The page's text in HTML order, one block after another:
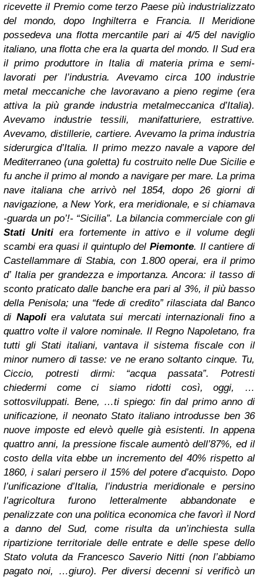
ricevette il Premio come terzo Paese più industrializzato
del mondo, dopo Inghilterra e Francia. Il Meridione
possedeva una flotta mercantile pari ai 4/5 del naviglio
italiano, una flotta che era la quarta del mondo. Il Sud era
il primo produttore in Italia di materia prima e semi-
lavorati per l’industria. Avevamo circa 100 industrie
metal meccaniche che lavoravano a pieno regime (era
attiva la più grande industria metalmeccanica d’Italia).
Avevamo industrie tessili, manifatturiere, estrattive.
Avevamo, distillerie, cartiere. Avevamo la prima industria
siderurgica d’Italia. Il primo mezzo navale a vapore del
Mediterraneo (una goletta) fu costruito nelle Due Sicilie e
fu anche il primo al mondo a navigare per mare. La prima
nave italiana che arrivò nel 1854, dopo 26 giorni di
navigazione, a New York, era meridionale, e si chiamava
-guarda un po’!- “Sicilia”. La bilancia commerciale con gli
Stati Unitiera fortemente in attivo e il volume degli
scambi era quasi il quintuplo del Piemonte. Il cantiere di
Castellammare di Stabia, con 1.800 operai, era il primo
d’ Italia per grandezza e importanza. Ancora: il tasso di
sconto praticato dalle banche era pari al 3%, il più basso
della Penisola; una “fede di credito” rilasciata dal Banco
di Napoliera valutata sui mercati internazionali fino a
quattro volte il valore nominale. Il Regno Napoletano, fra
tutti gli Stati italiani, vantava il sistema fiscale con il
minor numero di tasse: ve ne erano soltanto cinque. Tu,
Ciccio, potresti dirmi: “acqua passata”. Potresti
chiedermi come ci siamo ridotti così, oggi, …
sottosviluppati. Bene, …ti spiego: fin dal primo anno di
unificazione, il neonato Stato italiano introdusse ben 36
nuove imposte ed elevò quelle già esistenti. In appena
quattro anni, la pressione fiscale aumentò dell’87%, ed il
costo della vita ebbe un incremento del 40% rispetto al
1860, i salari persero il 15% del potere d’acquisto. Dopo
l’unificazione d’Italia, l’industria meridionale e persino
l’agricoltura furono letteralmente abbandonate e
penalizzate con una politica economica che favorì il Nord
a danno del Sud, come risulta da un’inchiesta sulla
ripartizione territoriale delle entrate e delle spese dello
Stato voluta da Francesco Saverio Nitti (non l’abbiamo
pagato noi, …giuro). Per diversi decenni si verificò un